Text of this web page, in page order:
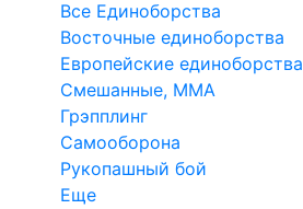
Все Единоборства
Восточные единоборства
Европейские единоборства
Смешанные, ММА
Грэпплинг
Самооборона
Рукопашный бой
Еще